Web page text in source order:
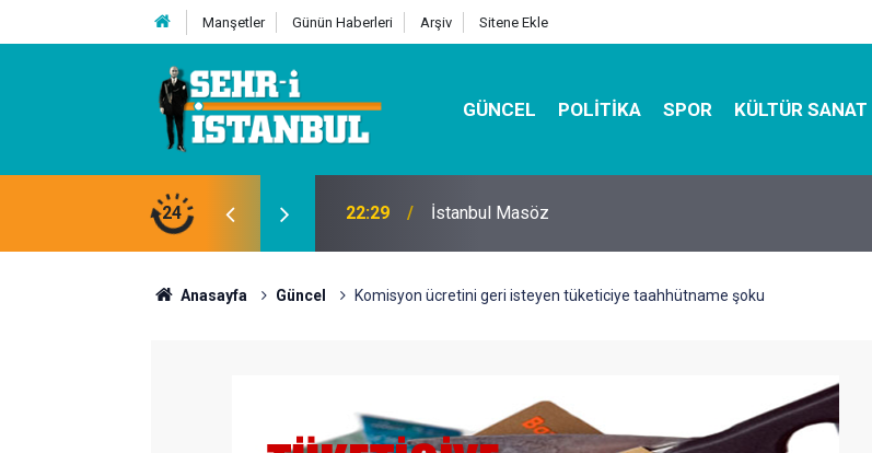
Manşetler Günün Haberleri Arşiv Sitene Ekle
GÜNCEL POLITIKA SPOR KÜLTÜR SANAT
24 07:32 Kutu Sihirbazı ile Estetik, Dayanıklı ve Çevre Dostu Ambalaj
Anasayfa Güncel Komisyon ücretini geri isteyen tüketiciye taahhütname şoku